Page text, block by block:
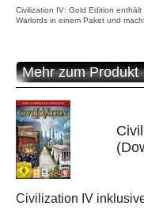
Civilization IV: Gold Edition
Warlords in einem Paket und
Mehr zum Produkt
Civilization IV